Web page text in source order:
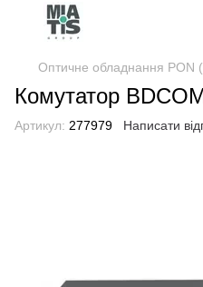
Оптичне обладнання PON
Комутатор
Артикул: 277979 Написати